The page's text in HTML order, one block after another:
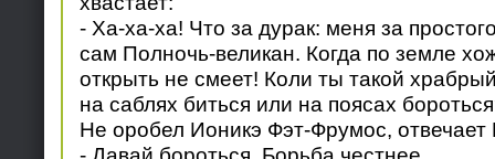
- Ха-ха-ха! Что за дурак: меня за
сам Полночь-великан. Когда по земле
открыть не смеет! Коли ты такой
на саблях биться или на поясах
Не оробел Ионикэ Фэт-Фрумос, отвечает